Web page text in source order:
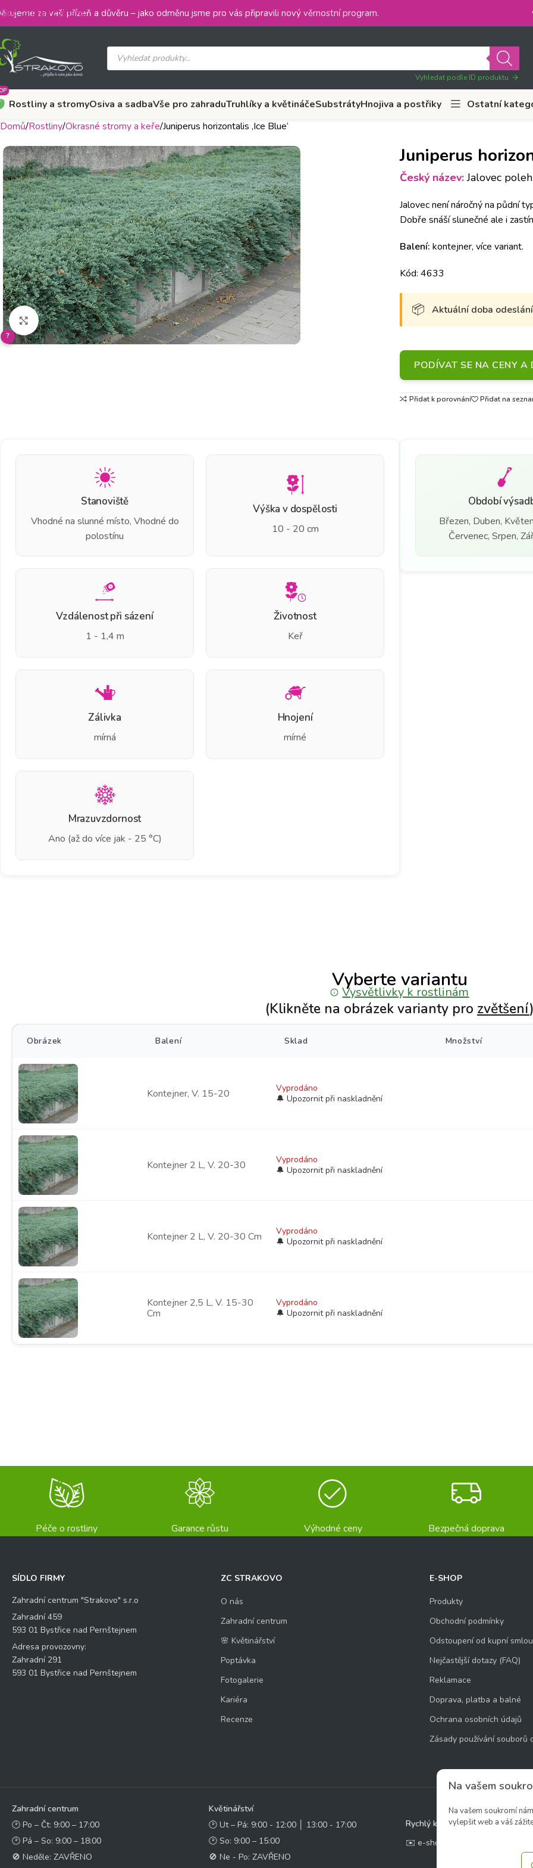
Na vašem
Na vašem soukromí
vylepšit web a váš
Skip to main content
za vaši přízeň a důvěru – jako odměnu jsme pro vás připravili nový věrnostní program.
Vyhledat podle ID produktu
Rostliny a stromyOsiva a sadbaVše pro zahraduTruhlíky a květináčeSubstrátyHnojiva a postřiky
Ostatní
Domů Rostliny Okrasné stromy a keře Juniperus horizontalis ‚Ice Blue‘
Klikněte pro zvětšení
?
Juniperus
Český název:Jalovec
Jalovec není náročný na půdní
Dobře snáší slunečné ale i
Balení: kontejner, více variant.
Kód: 4633
Aktuální doba
PODÍVAT SE NA CENY A
Přidat k porovnání Přidat na
Stanoviště
Vhodné na slunné místo, Vhodné do
polostínu
Výška v dospělosti
10 - 20 cm
Vzdálenost při sázení
1 - 1,4 m
Životnost
Keř
Zálivka
mírná
Hnojení
mírné
Mrazuvzdornost
Ano (až do více jak - 25 °C)
Období
Březen, Duben,
Červenec, Srpen,
Vyberte variantu
Vysvětlivky k rostlinám
(Klikněte na obrázek varianty pro zvětšení)
Obrázek Balení Sklad Množství
Kontejner, V. 15-20 Vyprodáno
Kontejner 2 L, V. 20-30 Vyprodáno
Kontejner 2 L, V. 20-30 Cm Vyprodáno
Kontejner 2,5 L, V. 15-30
Cm
Vyprodáno
Péče o rostliny Garance růstu Výhodné ceny Bezpečná doprava
SÍDLO FIRMY
Zahradní centrum "Strakovo" s.r.o
Zahradní 459
593 01 Bystřice nad Pernštejnem
Adresa provozovny:
Zahradní 291
593 01 Bystřice nad Pernštejnem
ZC STRAKOVO
O nás
Zahradní centrum
🌸 Květinářství
Poptávka
Fotogalerie
Kariéra
Recenze
E-SHOP
Produkty
Obchodní podmínky
Odstoupení od kupní
Nejčastější dotazy (FAQ)
Reklamace
Doprava, platba a balné
Ochrana osobních údajů
Zásady používání souborů
Zahradní centrum
🕑 Po – Čt: 9:00 – 17:00
🕑 Pá – So: 9:00 – 18:00
🚫 Neděle: ZAVŘENO
Květinářství
🕑 Ut – Pá: 9:00 - 12:00 │ 13:00 - 17:00
🕑 So: 9:00 – 15:00
🚫 Ne - Po: ZAVŘENO
Rychlý kontakt:
✉️ e-shop@zcstrakovo.cz